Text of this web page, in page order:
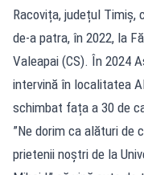
Racovița, județul Timiș,
de-a patra, în 2022, la
Valeapai (CS). În 2024
intervină în localitatea
schimbat fața a 30 de
”Ne dorim ca alături de
prietenii noștri de la